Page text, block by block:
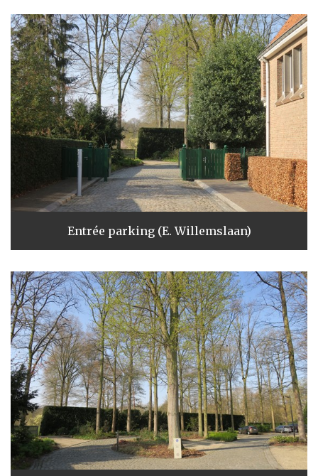
Entrée parking (E. Willemslaan)